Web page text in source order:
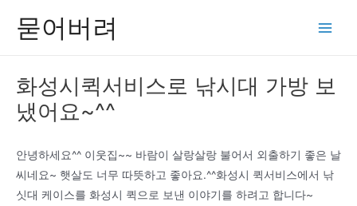
묻어버려
화성시퀵서비스로 낚시대 가방 보
냈어요~^^
안녕하세요^^ 이웃집~~ 바람이 살랑살랑 불어서 외출하기 좋은 날
씨네요~ 햇살도 너무 따뜻하고 좋아요.^^화성시 퀵서비스에서 낚
싯대 케이스를 화성시 퀵으로 보낸 이야기를 하려고 합니다~